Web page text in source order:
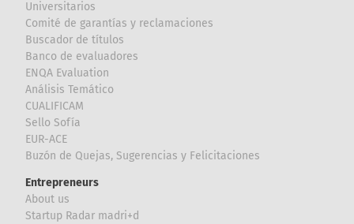
Universitarios
Comité de garantías y reclamaciones
Buscador de títulos
Banco de evaluadores
ENQA Evaluation
Análisis Temático
CUALIFICAM
Sello Sofía
EUR-ACE
Buzón de Quejas, Sugerencias y Felicitaciones
Entrepreneurs
About us
Startup Radar madri+d